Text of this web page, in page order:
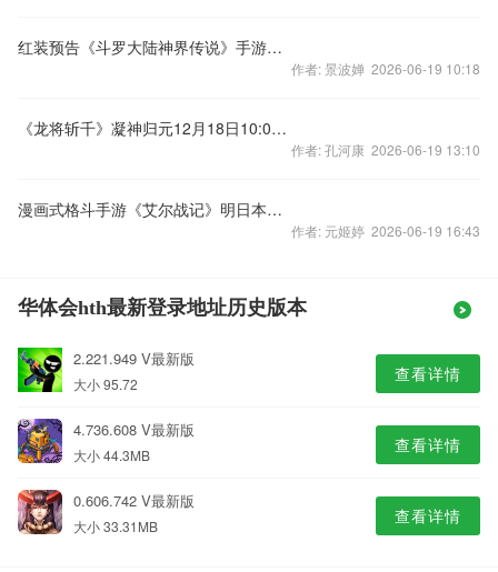
红装预告《斗罗大陆神界传说》手游王者驾临
作者: 景波婵 2026-06-19 10:18
《龙将斩千》凝神归元12月18日10:00震撼开启
作者: 孔河康 2026-06-19 13:10
漫画式格斗手游《艾尔战记》明日本命内测
作者: 元姬婷 2026-06-19 16:43
华体会hth最新登录地址历史版本
2.221.949 V最新版
大小 95.72 查看详情
4.736.608 V最新版
大小 44.3MB 查看详情
0.606.742 V最新版
大小 33.31MB 查看详情